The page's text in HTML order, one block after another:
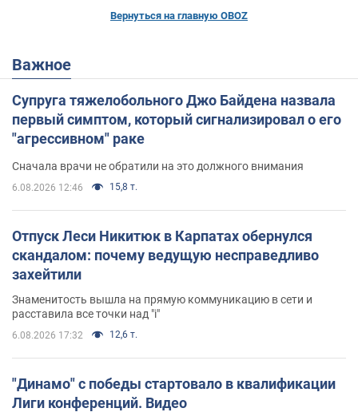
Вернуться на главную OBOZ
Важное
Супруга тяжелобольного Джо Байдена назвала
первый симптом, который сигнализировал о его
"агрессивном" раке
Сначала врачи не обратили на это должного внимания
6.08.2026 12:46 15,8 т.
Отпуск Леси Никитюк в Карпатах обернулся
скандалом: почему ведущую несправедливо
захейтили
Знаменитость вышла на прямую коммуникацию в сети и
расставила все точки над "i"
6.08.2026 17:32 12,6 т.
"Динамо" с победы стартовало в квалификации
Лиги конференций. Видео